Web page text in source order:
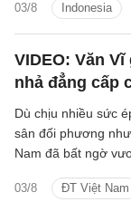
03/8 Indonesia
Nguyễn Hai Long.
VIDEO: Văn
nhả đẳng cấp
03/8 ĐT Việt Nam
Dù chịu nhiều sức
sân đối phương
Nam đã bất ngờ
Vĩ.